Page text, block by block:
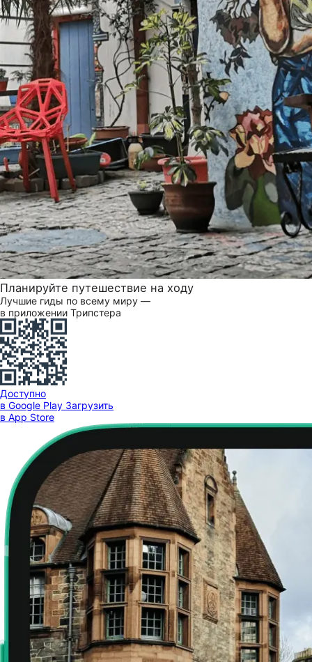
Планируйте путешествие на ходу
Лучшие гиды по всему миру —
в приложении Трипстера
Доступно
в Google Play Загрузить
в App Store